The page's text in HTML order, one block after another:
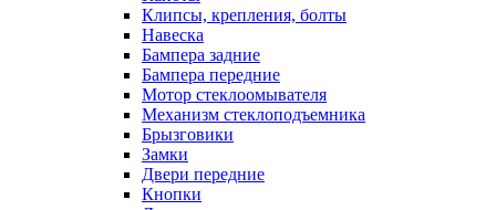
Клипсы, крепления, болты
Навеска
Бампера задние
Бампера передние
Мотор стеклоомывателя
Механизм стеклоподъемника
Брызговики
Замки
Двери передние
Кнопки